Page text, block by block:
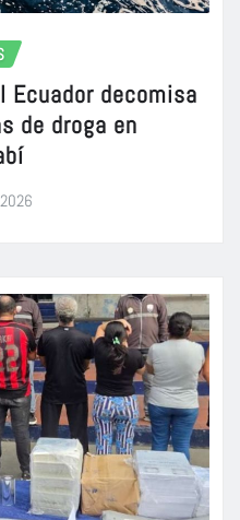
Ecuador decomisa
de droga en